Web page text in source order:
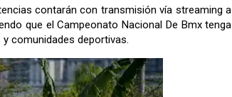
contarán con transmisión vía streaming a
que el Campeonato Nacional De Bmx tenga
comunidades deportivas.